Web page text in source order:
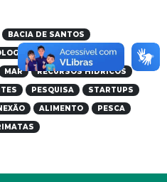
BACIA DE SANTOS
MAR RECURSOS HÍDRICOS
PESQUISA STARTUPS
ALIMENTO PESCA